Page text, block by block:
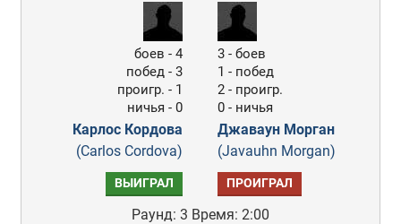
боев - 4
побед - 3
проигр. - 1
ничья - 0
Карлос Кордова
(Carlos Cordova)
3 - боев
1 - побед
2 - проигр.
0 - ничья
Джаваун Морган
(Javauhn Morgan)
ВЫИГРАЛ ПРОИГРАЛ
Раунд: 3 Время: 2:00